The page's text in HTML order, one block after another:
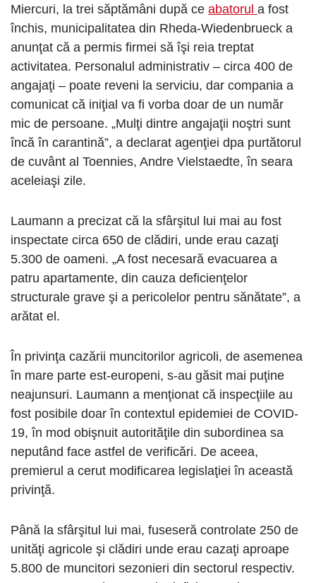
Miercuri, la trei săptămâni după ce abatorul a fost
închis, municipalitatea din Rheda-Wiedenbrueck a
anunţat că a permis firmei să îşi reia treptat
activitatea. Personalul administrativ – circa 400 de
angajaţi – poate reveni la serviciu, dar compania a
comunicat că iniţial va fi vorba doar de un număr
mic de persoane. „Mulţi dintre angajaţii noştri sunt
încă în carantină”, a declarat agenţiei dpa purtătorul
de cuvânt al Toennies, Andre Vielstaedte, în seara
aceleiaşi zile.
Laumann a precizat că la sfârşitul lui mai au fost
inspectate circa 650 de clădiri, unde erau cazaţi
5.300 de oameni. „A fost necesară evacuarea a
patru apartamente, din cauza deficienţelor
structurale grave şi a pericolelor pentru sănătate”, a
arătat el.
În privinţa cazării muncitorilor agricoli, de asemenea
în mare parte est-europeni, s-au găsit mai puţine
neajunsuri. Laumann a menţionat că inspecţiile au
fost posibile doar în contextul epidemiei de COVID-
19, în mod obişnuit autorităţile din subordinea sa
neputând face astfel de verificări. De aceea,
premierul a cerut modificarea legislaţiei în această
privinţă.
Până la sfârşitul lui mai, fuseseră controlate 250 de
unităţi agricole şi clădiri unde erau cazaţi aproape
5.800 de muncitori sezonieri din sectorul respectiv.